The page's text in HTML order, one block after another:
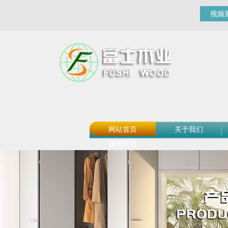
视频
网站首页
关于我们